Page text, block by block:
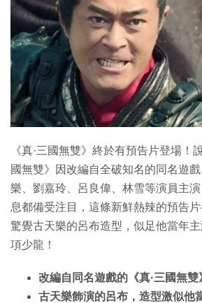
特集
《真·三國無雙》終於有預告片登場！
國無雙》因改編自全破知名的同名遊
樂、劉嘉玲、呂良偉、林雪等演員主
息都備受注目，這條新鮮熱辣的預告
驚覺古天樂的呂布造型，似足他當年
項少龍！
改編自同名遊戲的《真·三國無
古天樂飾演的呂布，造型激似他